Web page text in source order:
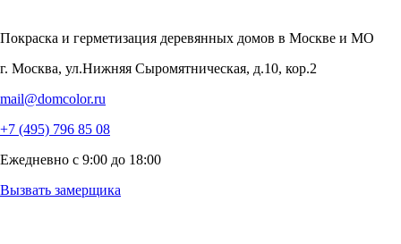
Покраска и герметизация деревянных домов в Москве и МО
г. Москва, ул.Нижняя Сыромятническая, д.10, кор.2
mail@domcolor.ru
+7 (495) 796 85 08
Ежедневно с 9:00 до 18:00
Вызвать замерщика